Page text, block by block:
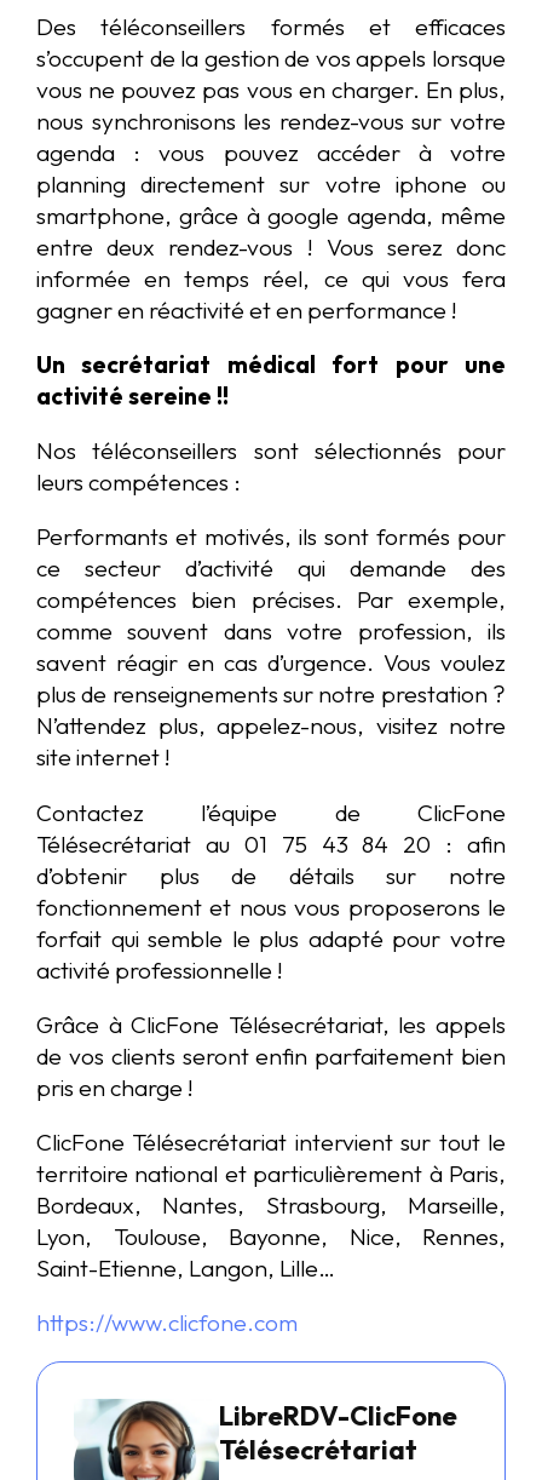
Des téléconseillers formés et efficaces
s’occupent de la gestion de vos appels lorsque
vous ne pouvez pas vous en charger. En plus,
nous synchronisons les rendez-vous sur votre
agenda : vous pouvez accéder à votre
planning directement sur votre iphone ou
smartphone, grâce à google agenda, même
entre deux rendez-vous ! Vous serez donc
informée en temps réel, ce qui vous fera
gagner en réactivité et en performance !
Un secrétariat médical fort pour une
activité sereine !!
Nos téléconseillers sont sélectionnés pour
leurs compétences :
Performants et motivés, ils sont formés pour
ce secteur d’activité qui demande des
compétences bien précises. Par exemple,
comme souvent dans votre profession, ils
savent réagir en cas d’urgence. Vous voulez
plus de renseignements sur notre prestation ?
N’attendez plus, appelez-nous, visitez notre
site internet !
Contactez l’équipe de ClicFone
Télésecrétariat au 01 75 43 84 20 : afin
d’obtenir plus de détails sur notre
fonctionnement et nous vous proposerons le
forfait qui semble le plus adapté pour votre
activité professionnelle !
Grâce à ClicFone Télésecrétariat, les appels
de vos clients seront enfin parfaitement bien
pris en charge !
ClicFone Télésecrétariat intervient sur tout le
territoire national et particulièrement à Paris,
Bordeaux, Nantes, Strasbourg, Marseille,
Lyon, Toulouse, Bayonne, Nice, Rennes,
Saint-Etienne, Langon, Lille…
https://www.clicfone.com
LibreRDV-ClicFone
Télésecrétariat